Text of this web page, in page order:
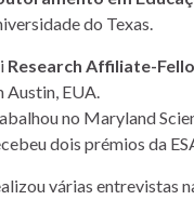
do Texas.
Research Affiliate-
Austin, EUA.
no Maryland
dois prémios da
várias entrevistas